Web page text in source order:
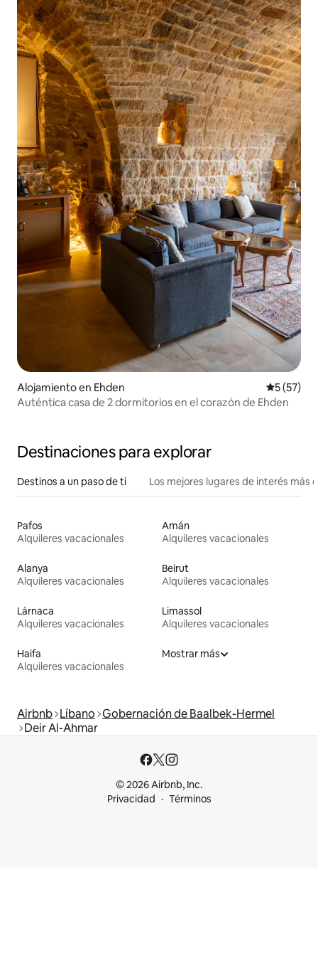
Alojamiento en Ehden
5 (57)
Auténtica casa de 2 dormitorios en el corazón de Ehden
Destinaciones para explorar
Destinos a un paso de ti Los mejores lugares de interés más
Pafos
Alquileres vacacionales
Amán
Alquileres vacacionales
Alanya
Alquileres vacacionales
Beirut
Alquileres vacacionales
Lárnaca
Alquileres vacacionales
Limassol
Alquileres vacacionales
Haifa
Alquileres vacacionales
Mostrar más
Airbnb Líbano Gobernación de Baalbek-Hermel
Deir Al-Ahmar
© 2026 Airbnb, Inc.
Privacidad
Términos